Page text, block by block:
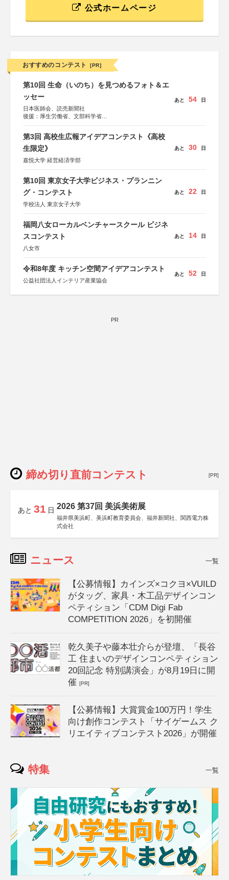
公式ホームページ
おすすめのコンテスト [PR]
第10回 生命（いのち）を見つめるフォト＆エ
ッセー
日本医師会、読売新聞社
後援：厚生労働省、文部科学省
しん生命保険株式会社
あと 54 日
第3回 高校生広報アイデアコンテスト《高校
生限定》
嘉悦大学 経営経済学部
あと 30 日
第10回 東京女子大学ビジネス・プランニン
グ・コンテスト
学校法人 東京女子大学
あと 22 日
福岡八女ローカルベンチャースクール ビジネ
スコンテスト
八女市
あと 14 日
令和8年度 キッチン空間アイデアコンテスト
公益社団法人インテリア産業協会
あと 52 日
PR
締め切り直前コンテスト [PR]
あと 31 日 2026 第37回 美浜美術展
福井県美浜町、美浜町教育委員会、福井新聞社、関西電力株
式会社
ニュース 一覧
【公募情報】カインズ×コクヨ×VUILD
がタッグ、家具・木工品デザインコン
ペティション「CDM Digi Fab
COMPETITION 2026」を初開催
乾久美子や藤本壮介らが登壇、「長谷
工 住まいのデザインコンペティション
20回記念 特別講演会」が8月19日に開
催[PR]
【公募情報】大賞賞金100万円！学生
向け創作コンテスト「サイゲームス ク
リエイティブコンテスト2026」が開催
特集 一覧